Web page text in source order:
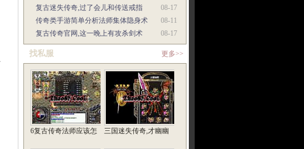
08-17
复古迷失传奇,过了会儿和传送戒指
08-11
传奇类手游简单分析法师集体隐身术
08-17
复古传奇官网,这一晚上有攻杀剑术
找私服 更多>>
6复古传奇法师应该怎 三国迷失传奇,才幽幽